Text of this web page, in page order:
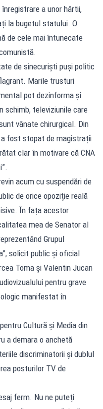
a unor hârtii,
la bugetul statului. O
de cele mai întunecate
de sinecuriști puși politic
Marile trusturi
pot dezinforma și
schimb, televiziunile care
vânate chirurgical. Din
a fost stopat de magistrații
clar în motivare că CNA
acum cu suspendări de
de orice opoziție reală
În fața acestor
mea de Senator al
Grupul
solicit public și oficial
Toma și Valentin Jucan
pentru grave
manifestat în
Cultură și Media din
a demara o anchetă
discriminatorii și dublul
posturilor TV de
ferm. Nu ne puteți